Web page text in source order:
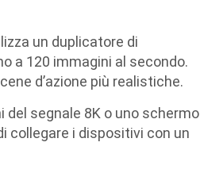
un duplicatore di
a 120 immagini al secondo.
d’azione più realistiche.
del segnale 8K o uno schermo
collegare i dispositivi con un